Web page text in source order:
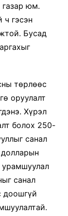
газар юм.
гэсэн
Бусад
төрлөөс
оруулалт
Хүрэл
болох 250-
санал
урамшуулал
санал
доошгүй